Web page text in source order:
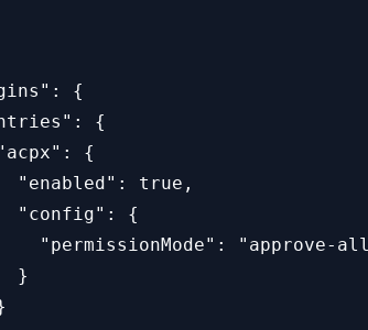
{
{
{
"enabled": true,
"config": {
"permissionMode": "approve-
}